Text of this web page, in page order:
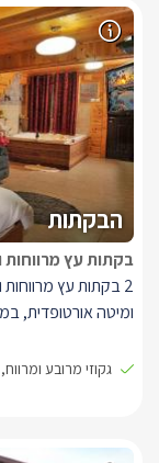
הבקתות
בקתות עץ מרווחות
2 בקתות עץ
ומיטה אורטופדית,
בבקתות תיהנו
קולנוע ביתית,
גקוזי מרובע